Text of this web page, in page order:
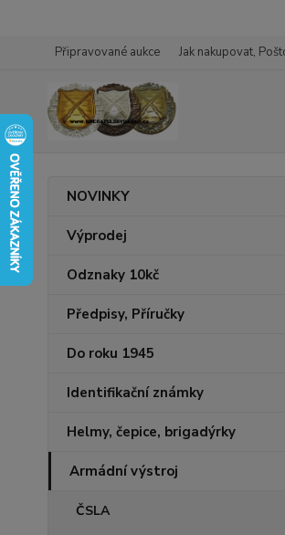
Připravované aukce Jak nakupovat,
NOVINKY
Výprodej
Odznaky 10kč
Předpisy, Příručky
Do roku 1945
Identifikační známky
Helmy, čepice, brigadýrky
Armádní výstroj
ČSLA